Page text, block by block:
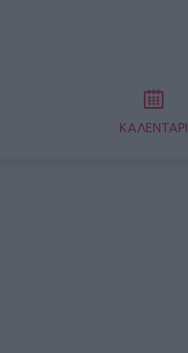
ΚΑΛΕΝΤΑΡΙ